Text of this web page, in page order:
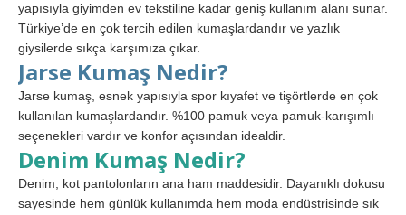
yapısıyla giyimden ev tekstiline kadar geniş kullanım alanı sunar.
Türkiye’de en çok tercih edilen kumaşlardandır ve yazlık
giysilerde sıkça karşımıza çıkar.
Jarse Kumaş Nedir?
Jarse kumaş, esnek yapısıyla spor kıyafet ve tişörtlerde en çok
kullanılan kumaşlardandır. %100 pamuk veya pamuk-karışımlı
seçenekleri vardır ve konfor açısından idealdir.
Denim Kumaş Nedir?
Denim; kot pantolonların ana ham maddesidir. Dayanıklı dokusu
sayesinde hem günlük kullanımda hem moda endüstrisinde sık